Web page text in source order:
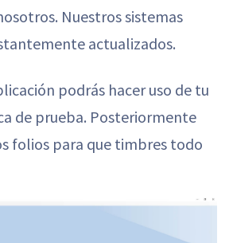
Nuestros sistemas
actualizados.
podrás hacer uso de tu
de prueba. Posteriormente
folios para que timbres todo